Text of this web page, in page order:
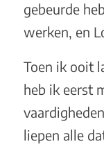
gebeurde
werken, en
Toen ik ooit
heb ik eerst
liepen alle